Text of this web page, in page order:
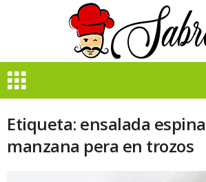
e
Etiqueta: ensalada
manzana pera en trozos